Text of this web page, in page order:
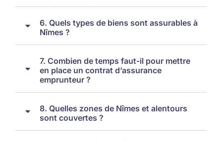
6. Quels types de biens sont assurables à
Nîmes ?
7. Combien de temps faut-il pour mettre
en place un contrat d’assurance
emprunteur ?
8. Quelles zones de Nîmes et alentours
sont couvertes ?